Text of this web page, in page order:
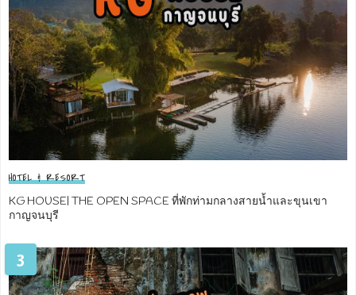
HOTEL & RESORT
KG HOUSE| THE OPEN SPACE ที่พักท่ามกลางสายน้ำและขุนเขา
กาญจนบุรี
3